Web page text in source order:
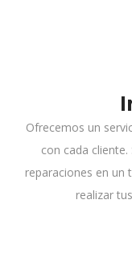
Ofrecemos un
con cada
reparaciones en un
realizar